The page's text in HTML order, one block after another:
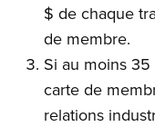
$ de chaque
de membre.
Si au moins
carte de
relations